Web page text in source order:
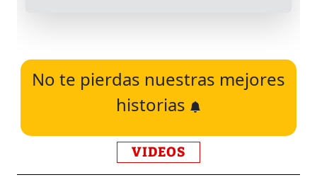
No te pierdas nuestras mejores
historias
VIDEOS